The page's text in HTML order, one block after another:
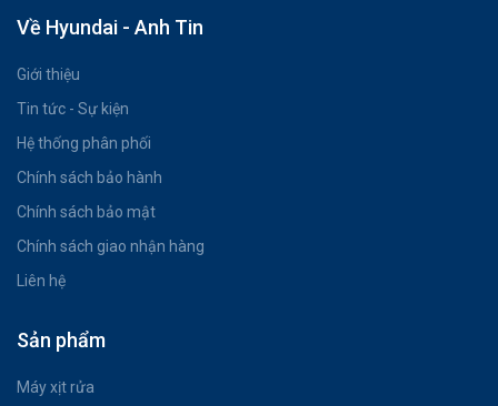
Về Hyundai - Anh Tin
Giới thiệu
Tin tức - Sự kiện
Hệ thống phân phối
Chính sách bảo hành
Chính sách bảo mật
Chính sách giao nhận hàng
Liên hệ
Sản phẩm
Máy xịt rửa